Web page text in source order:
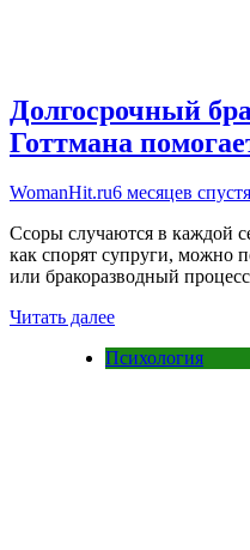
Долгосрочный
Готтмана
WomanHit.ru6 месяцев спустя
Ссоры случаются в каждой
как спорят супруги, можно
или бракоразводный
Читать далее
Психология